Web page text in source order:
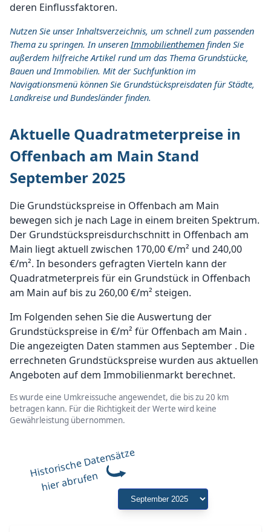
deren Einflussfaktoren.
Nutzen Sie unser Inhaltsverzeichnis, um schnell zum passenden
Thema zu springen. In unserenImmobilienthemen finden Sie
außerdem hilfreiche Artikel rund um das Thema Grundstücke,
Bauen und Immobilien. Mit der Suchfunktion im
Navigationsmenü können Sie Grundstückspreisdaten für Städte,
Landkreise und Bundesländer finden.
Aktuelle Quadratmeterpreise in
Offenbach am Main Stand
September 2025
Die Grundstückspreise in Offenbach am Main
bewegen sich je nach Lage in einem breiten Spektrum.
Der Grundstückspreisdurchschnitt in Offenbach am
Main liegt aktuell zwischen 170,00 €/m² und 240,00
€/m². In besonders gefragten Vierteln kann der
Quadratmeterpreis für ein Grundstück in Offenbach
am Main auf bis zu 260,00 €/m² steigen.
Im Folgenden sehen Sie die Auswertung der
Grundstückspreise in €/m² für Offenbach am Main .
Die angezeigten Daten stammen aus September . Die
errechneten Grundstückspreise wurden aus aktuellen
Angeboten auf dem Immobilienmarkt berechnet.
Es wurde eine Umkreissuche angewendet, die bis zu 20 km
betragen kann. Für die Richtigkeit der Werte wird keine
Gewährleistung übernommen.
Historische Datensätze
hier abrufen